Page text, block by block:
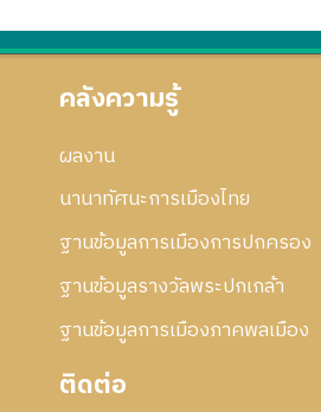
คลังความรู้
ผลงาน
นานาทัศนะการเมืองไทย
ฐานข้อมูลการเมืองการปกครอง
ฐานข้อมูลรางวัลพระปกเกล้า
ฐานข้อมูลการเมืองภาคพลเมือง
ติดต่อ